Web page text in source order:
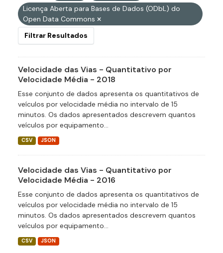
Licença Aberta para Bases de Dados (ODbL) do
Open Data Commons
Filtrar Resultados
Velocidade das Vias - Quantitativo por
Velocidade Média - 2018
Esse conjunto de dados apresenta os quantitativos de
veículos por velocidade média no intervalo de 15
minutos. Os dados apresentados descrevem quantos
veículos por equipamento...
CSV JSON
Velocidade das Vias - Quantitativo por
Velocidade Média - 2016
Esse conjunto de dados apresenta os quantitativos de
veículos por velocidade média no intervalo de 15
minutos. Os dados apresentados descrevem quantos
veículos por equipamento...
CSV JSON